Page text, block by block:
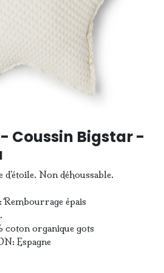
Coussin Bigstar -
Non déhoussable.
épais
organique gots
Espagne